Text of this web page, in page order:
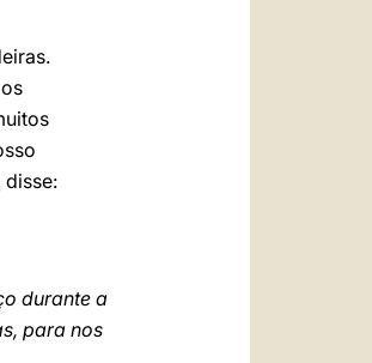
disse:
durante a
para nos